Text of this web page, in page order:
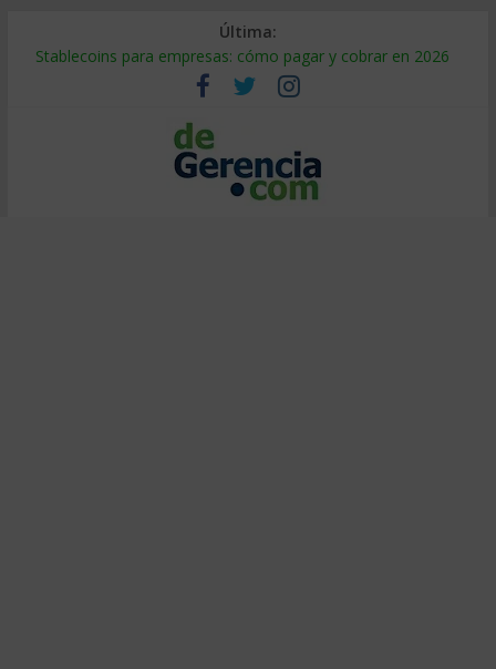
Última:
Stablecoins para empresas: cómo pagar y cobrar en 2026
Despido silencioso: qué es y por qué sale tan caro
IA en selección de personal: cómo auditarla a tiempo
Trabajo forzoso en la cadena de suministro: qué hacer
Mercado hispano de EE. UU.: cómo segmentarlo y venderle